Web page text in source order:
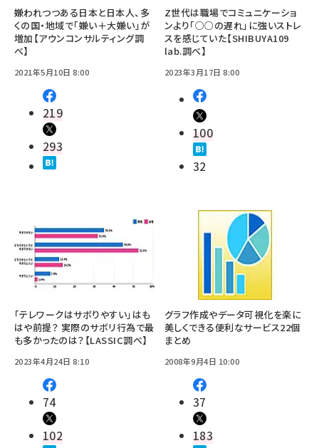
嫌われつつある日本と日本人、多
くの国・地域で「嫌い＋大嫌い」が
増加【アウンコンサルティング調
べ】
2021年5月10日 8:00
219
293
Z世代は職場でコミュニケーショ
ンより「○○の遅れ」に強いストレ
スを感じていた【SHIBUYA109
lab.調べ】
2023年3月17日 8:00
100
32
「テレワークはサボりやすい」はも
はや前提？ 実際のサボリ行為で最
も多かったのは？【LASSIC調べ】
2023年4月24日 8:10
74
102
グラフ作成やデータ可視化を楽に
美しくできる便利なサービス22個
まとめ
2008年9月4日 10:00
37
183